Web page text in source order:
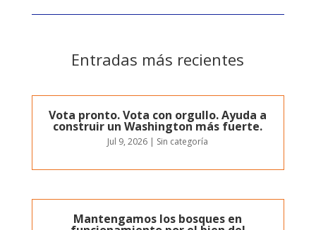
Entradas más recientes
Vota pronto. Vota con orgullo. Ayuda a
construir un Washington más fuerte.
Jul 9, 2026 | Sin categoría
Mantengamos los bosques en